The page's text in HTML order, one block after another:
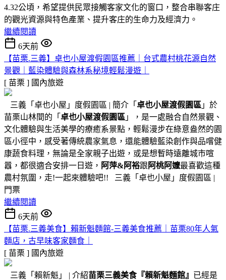
4.32公頃，希望提供民眾接觸客家文化的窗口，整合串聯客庄
的觀光資源與特色產業、提升客庄的生命力及經濟力。
繼續閱讀
6天前
【苗栗.三義】卓也小屋渡假園區推薦｜台式農村桃花源自然
景觀｜藍染體驗與森林系秘境輕鬆漫遊｜
[ 苗栗 ] 國內旅遊
三義「卓也小屋」度假園區 | 簡介「 卓也小屋渡假園區 」於
苗栗山林間的「 卓也小屋渡假園區 」，是一處融合自然景觀、
文化體驗與生活美學的療癒系景點，輕鬆漫步在綠意盎然的園
區小徑中，感受著傳統農家氣息，還能體驗藍染創作與品嚐健
康蔬食料理，無論是全家親子出遊，或是想暫時遠離城市喧
囂，都很適合安排一日遊， 阿萍&阿裕跟 阿桃阿嬤最喜歡這種
農村氛圍，走!一起來體驗吧!! 三義「卓也小屋」度假園區 |
門票
繼續閱讀
6天前
【苗栗.三義美食】賴新魁麵館-三義美食推薦｜苗栗80年人氣
麵店，古早味客家麵食｜
[ 苗栗 ] 國內旅遊
三義「賴新魁」 | 介紹苗栗三義美食『賴新魁麵館』 已經是